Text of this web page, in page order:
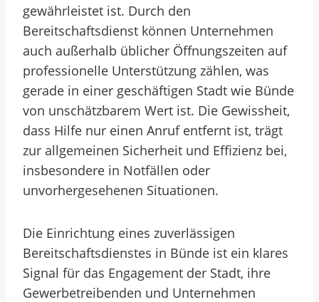
gewährleistet ist. Durch den
Bereitschaftsdienst können Unternehmen
auch außerhalb üblicher Öffnungszeiten auf
professionelle Unterstützung zählen, was
gerade in einer geschäftigen Stadt wie Bünde
von unschätzbarem Wert ist. Die Gewissheit,
dass Hilfe nur einen Anruf entfernt ist, trägt
zur allgemeinen Sicherheit und Effizienz bei,
insbesondere in Notfällen oder
unvorhergesehenen Situationen.
Die Einrichtung eines zuverlässigen
Bereitschaftsdienstes in Bünde ist ein klares
Signal für das Engagement der Stadt, ihre
Gewerbetreibenden und Unternehmen